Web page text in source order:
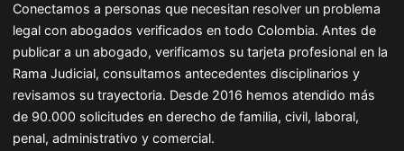
Conectamos a personas que necesitan resolver un problema
legal con abogados verificados en todo Colombia. Antes de
publicar a un abogado, verificamos su tarjeta profesional en la
Rama Judicial, consultamos antecedentes disciplinarios y
revisamos su trayectoria. Desde 2016 hemos atendido más
de 90.000 solicitudes en derecho de familia, civil, laboral,
penal, administrativo y comercial.